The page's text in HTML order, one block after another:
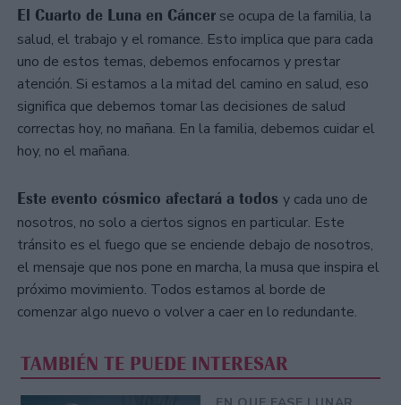
El Cuarto de Luna en Cáncer se ocupa de la familia, la
salud, el trabajo y el romance. Esto implica que para cada
uno de estos temas, debemos enfocarnos y prestar
atención. Si estamos a la mitad del camino en salud, eso
significa que debemos tomar las decisiones de salud
correctas hoy, no mañana. En la familia, debemos cuidar el
hoy, no el mañana.
Este evento cósmico afectará a todos y cada uno de
nosotros, no solo a ciertos signos en particular. Este
tránsito es el fuego que se enciende debajo de nosotros,
el mensaje que nos pone en marcha, la musa que inspira el
próximo movimiento. Todos estamos al borde de
comenzar algo nuevo o volver a caer en lo redundante.
TAMBIÉN TE PUEDE INTERESAR